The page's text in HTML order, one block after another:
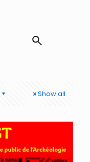
Show all